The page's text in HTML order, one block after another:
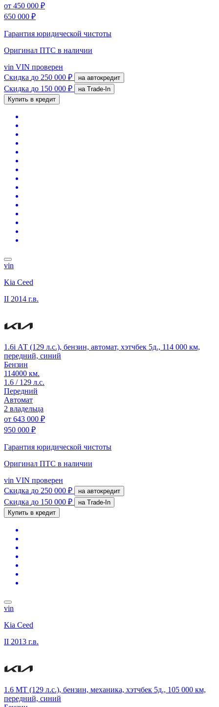
от 450 000 ₽
650 000 ₽
Гарантия юридической чистоты
Оригинал ПТС в наличии
vin VIN проверен
Скидка до 250 000 ₽ на автокредит
Скидка до 150 000 ₽
на Trade-In
Купить в кредит
vin
Kia Ceed
II 2014 г.в.
1.6i АТ (129 л.с.), бензин, автомат, хэтчбек 5д., 114 000 км,
передний, синий
Бензин
114000 км.
1.6 / 129 л.с.
Передний
Автомат
2 владельца
от 643 000 ₽
950 000 ₽
Гарантия юридической чистоты
Оригинал ПТС в наличии
vin VIN проверен
Скидка до 250 000 ₽ на автокредит
Скидка до 150 000 ₽
на Trade-In
Купить в кредит
vin
Kia Ceed
II 2013 г.в.
1.6 MT (129 л.с.), бензин, механика, хэтчбек 5д., 105 000 км,
передний, синий